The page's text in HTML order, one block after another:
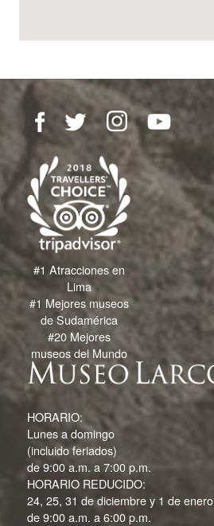
#1 Atracciones en
Lima
#1 Mejores museos
de Sudamérica
#20 Mejores
museos del Mundo
HORARIO:
Lunes a domingo
(incluido feriados)
de 9:00 a.m. a 7:00 p.m.
HORARIO REDUCIDO:
24, 25, 31 de diciembre y 1 de enero
de 9:00 a.m. a 6:00 p.m.